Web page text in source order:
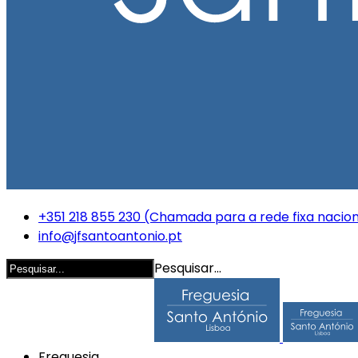
+351 218 855 230 (Chamada para a rede fixa
info@jfsantoantonio.pt
Pesquisar...